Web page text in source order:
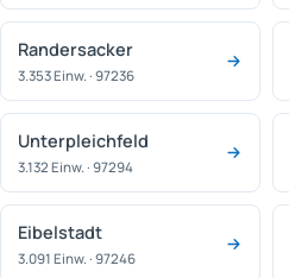
Randersacker
3.353 Einw. · 97236
Unterpleichfeld
3.132 Einw. · 97294
Eibelstadt
3.091 Einw. · 97246